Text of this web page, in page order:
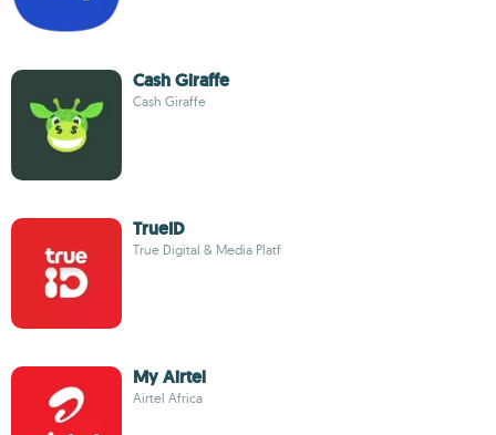
Cash Giraffe
Cash Giraffe
TrueID
True Digital & Media Platf
My Airtel
Airtel Africa